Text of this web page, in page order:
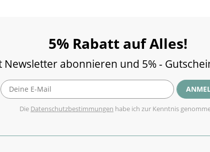
5% Rabatt auf Alles!
Newsletter abonnieren und 5% -
Die Datenschutzbestimmungen habe ich zur Kenntnis